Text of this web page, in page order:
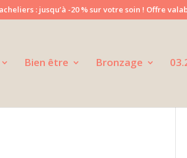
: jusqu’à -20 % sur votre soin ! Offre
Bien être Bronzage